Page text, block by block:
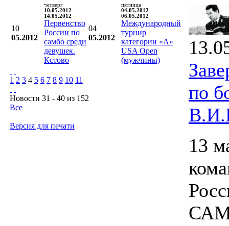
10
05.2012
четверг
10.05.2012 -
14.05.2012
Первенство
России по
самбо среди
девушек.
Кстово
04
05.2012
пятница
04.05.2012 -
06.05.2012
Международный
турнир
категории «А»
USA Open
(мужчины)
1 2 3 4 5 6 7 8 9 10 11
Новости 31 - 40 из 152
Все
Версия для печати
по
13